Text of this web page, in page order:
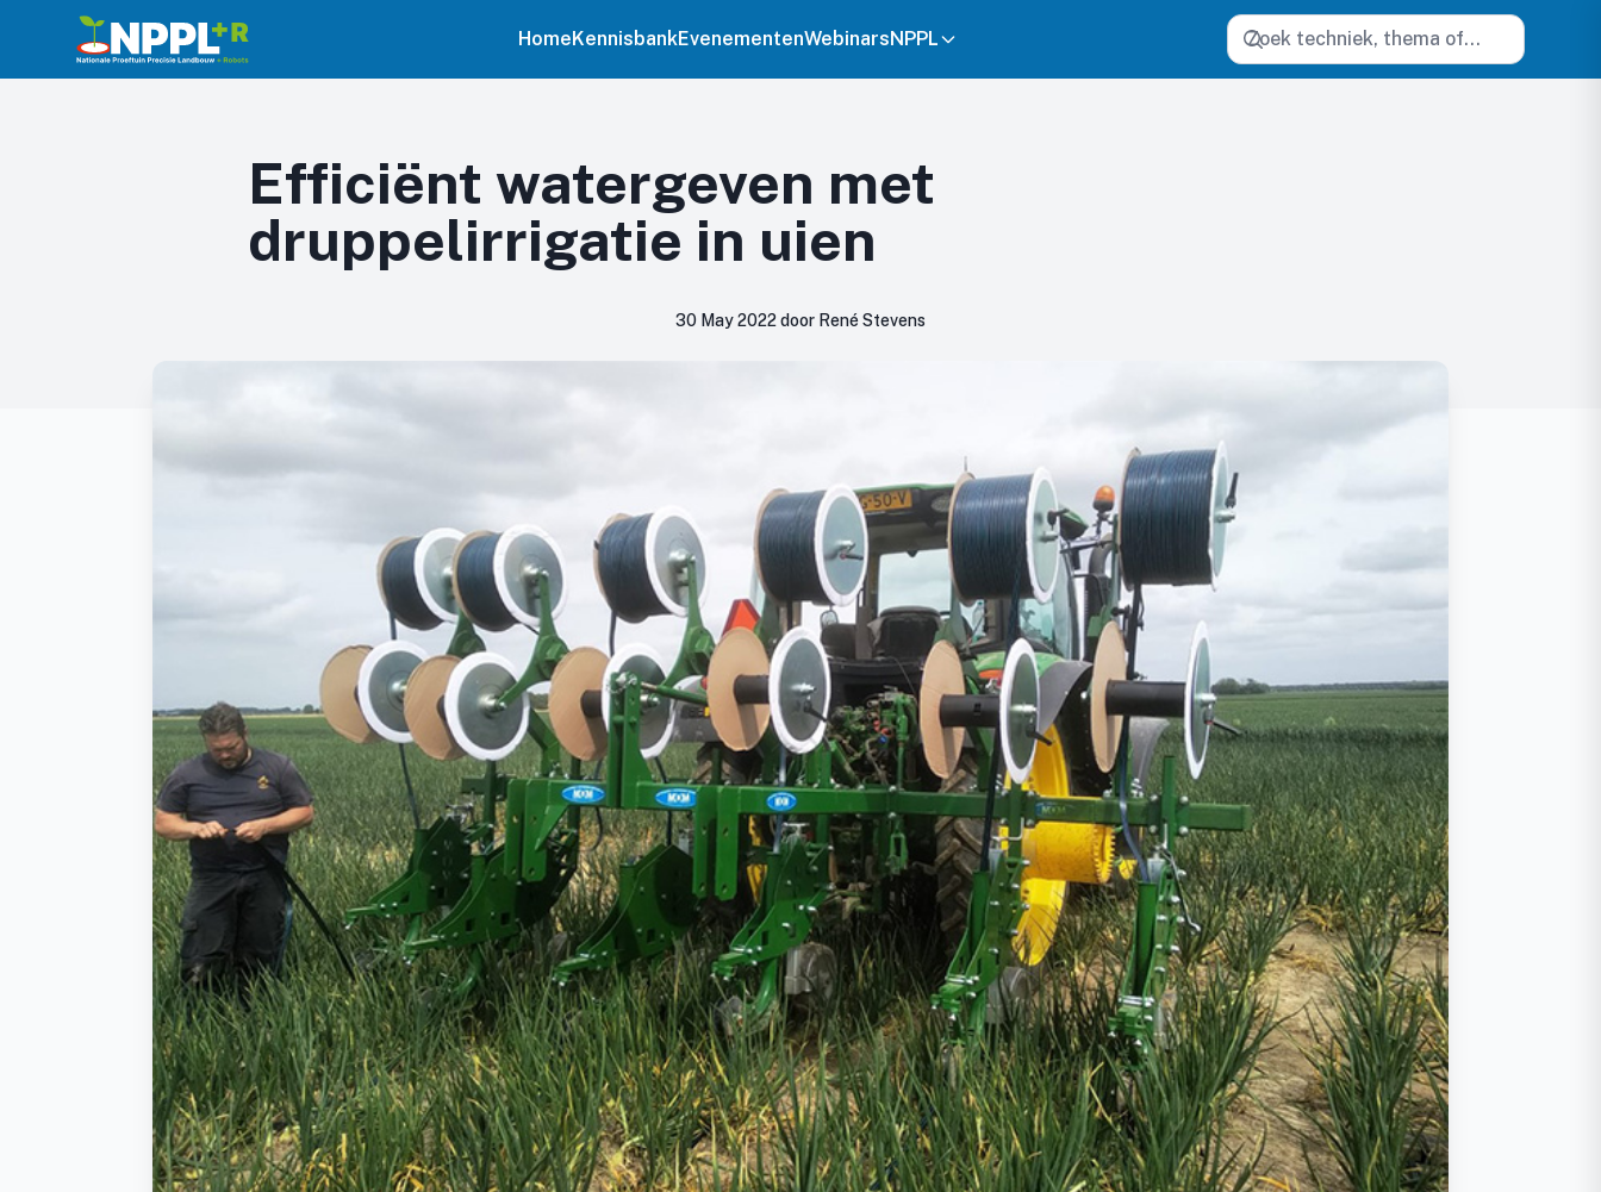
HomeKennisbankEvenementenWebinarsNPPL Zoeken
Efficiënt watergeven met
druppelirrigatie in uien
30 May 2022 door René Stevens